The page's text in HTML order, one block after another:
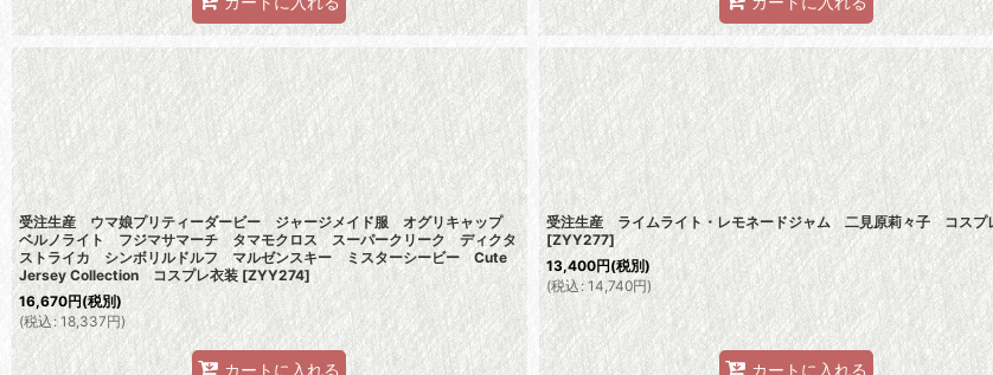
受注生産 ウマ娘プリティーダービー ジャージメイド服 オグリキャップ
ベルノライト フジマサマーチ タマモクロス スーパークリーク ディクタ
ストライカ シンボリルドルフ マルゼンスキー ミスターシービー Cute
Jersey Collection コスプレ衣装 [ZYY274]
16,670円(税別)
(税込: 18,337円)
カートに入れる
受注生産 ライムライト・レモネードジャム 二見原莉々子 コスプ
[ZYY277]
13,400円(税別)
(税込: 14,740円)
カートに入れる